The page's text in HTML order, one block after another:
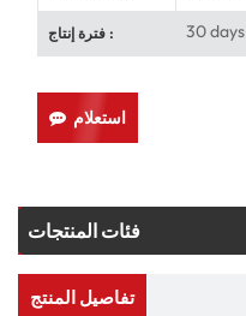
فترة إنتاج : 30 days
استعلام
فئات المنتجات
تفاصيل المنتج